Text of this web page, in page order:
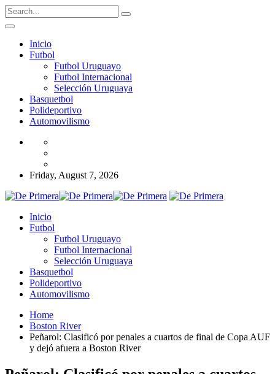
Inicio
Futbol
Futbol Uruguayo
Futbol Internacional
Selección Uruguaya
Basquetbol
Polideportivo
Automovilismo
Friday, August 7, 2026
Inicio
Futbol
Futbol Uruguayo
Futbol Internacional
Selección Uruguaya
Basquetbol
Polideportivo
Automovilismo
Home
Boston River
Peñarol: Clasificó por penales a cuartos de final de Copa AUF
y dejó afuera a Boston River